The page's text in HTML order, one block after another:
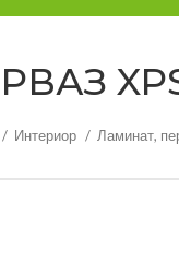
Интериор Ламинат,